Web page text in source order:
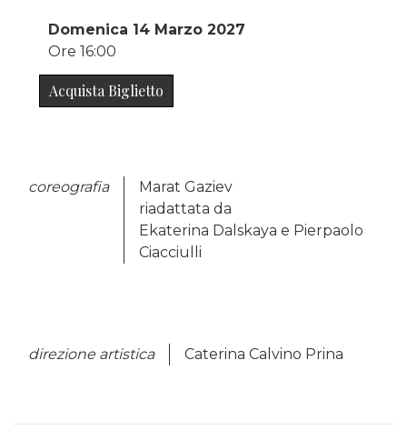
Domenica 14 Marzo 2027
Ore 16:00
Acquista Biglietto
coreografia
Marat Gaziev
riadattata da
Ekaterina Dalskaya e Pierpaolo
Ciacciulli
direzione artistica Caterina Calvino Prina